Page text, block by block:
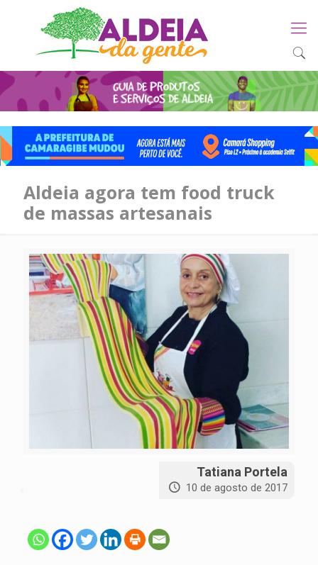
Aldeia agora tem food truck
de massas artesanais
Tatiana Portela
10 de agosto de 2017